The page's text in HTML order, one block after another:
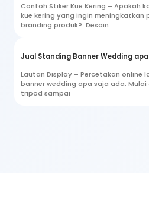
Contoh Stiker Kue Kering – Apakah
kue kering yang ingin meningkatkan
branding produk? Desain
Jual Standing Banner Wedding
Lautan Display – Percetakan online
banner wedding apa saja ada.
tripod sampai